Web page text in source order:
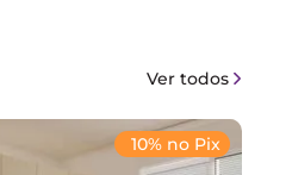
Ver todos
10% no Pix